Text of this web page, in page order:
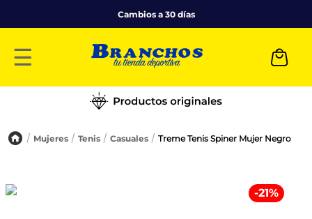
Cambios a 30 días
☰
Mujeres Tenis Casuales Treme Tenis Spiner Mujer Negro
-21%